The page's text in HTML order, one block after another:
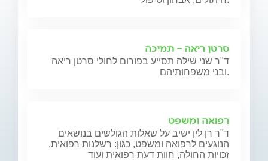
סרטן ריאה - תמיכה
ד"ר שני שילה תסייע בפורום לחולי סרטן ריאה
ובני משפחותיהם.
רפואה ומשפט
ד"ר רן לין ישיב על שאלות הגולשים בנושאים
הנוגעים לרפואה ומשפט, כגון: רשלנות רפואית,
זכויות החולה, חוות דעת רפואית ועוד